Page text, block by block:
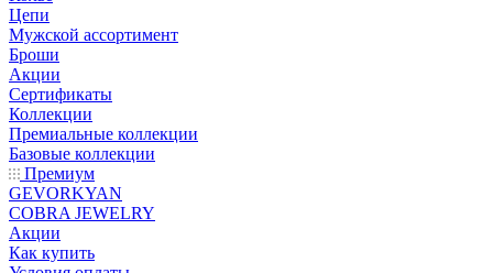
Цепи
Мужской ассортимент
Броши
Акции
Сертификаты
Коллекции
Премиальные коллекции
Базовые коллекции
Премиум
GEVORKYAN
COBRA JEWELRY
Акции
Как купить